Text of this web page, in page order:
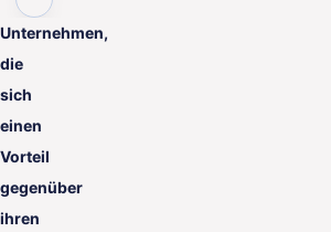
Unternehmen,
die
sich
einen
Vorteil
gegenüber
ihren